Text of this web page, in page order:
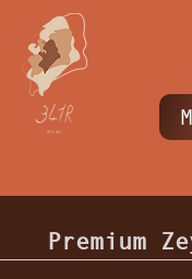
Premium